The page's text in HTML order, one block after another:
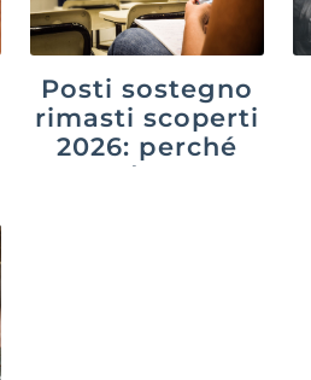
Posti sostegno
rimasti scoperti
2026: perché
succede e cosa